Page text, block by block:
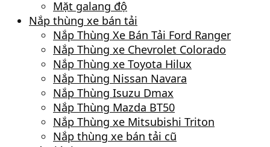
Mặt galang độ
Nắp thùng xe bán tải
Nắp Thùng Xe Bán Tải Ford Ranger
Nắp Thùng xe Chevrolet Colorado
Nắp Thùng xe Toyota Hilux
Nắp Thùng Nissan Navara
Nắp Thùng Isuzu Dmax
Nắp Thùng Mazda BT50
Nắp Thùng xe Mitsubishi Triton
Nắp thùng xe bán tải cũ